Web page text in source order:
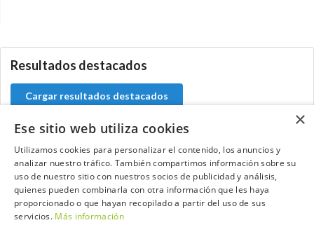
Resultados destacados
Cargar resultados destacados
Contacta con el equipo de NextCaddy
Opina Contacta
×
Ese sitio web utiliza cookies
Utilizamos cookies para personalizar el contenido, los anuncios y
analizar nuestro tráfico. También compartimos información sobre su
uso de nuestro sitio con nuestros socios de publicidad y análisis,
quienes pueden combinarla con otra información que les haya
proporcionado o que hayan recopilado a partir del uso de sus
servicios. Más información